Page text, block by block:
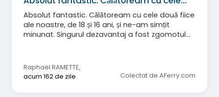
Absolut fantastic. Călătoream cu cele două fiice
ale noastre, de 18 și 16 ani, și ne-am simțit
minunat. Singurul dezavantaj a fost zgomotul
Raphaël RAMETTE,
acum 162 de zile
Colectat de AFerry.com